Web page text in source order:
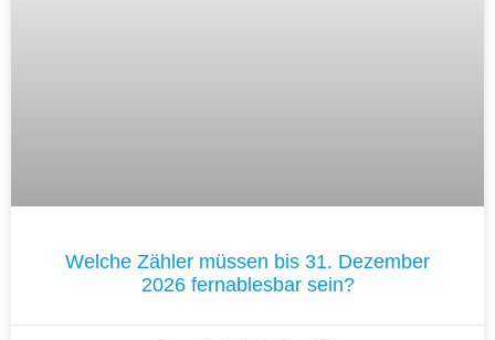
Welche Zähler müssen bis 31. Dezember
2026 fernablesbar sein?